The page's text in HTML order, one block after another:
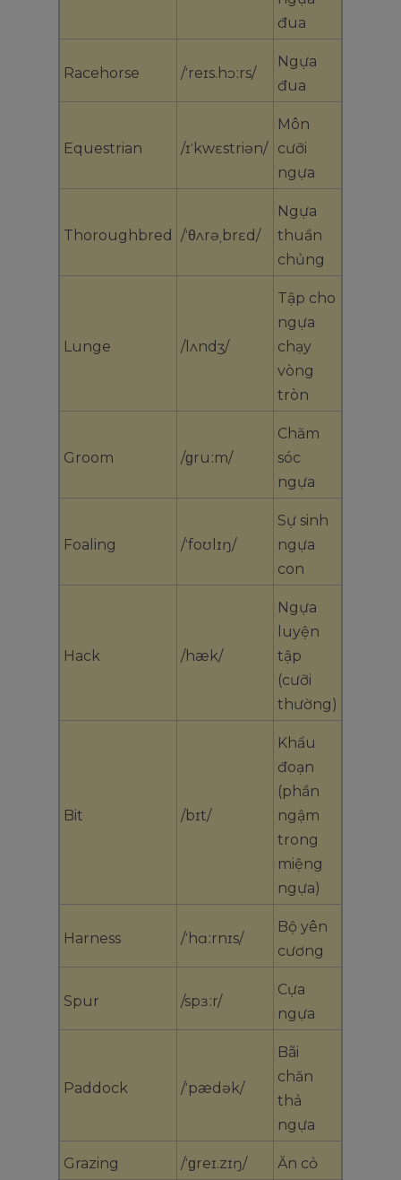
đua
Racehorse /ˈreɪs.hɔːrs/
Ngựa
đua
Equestrian /ɪˈkwɛstriən/
Môn
cưỡi
ngựa
Thoroughbred /ˈθʌrəˌbrɛd/
Ngựa
thuần
chủng
Lunge /lʌndʒ/
Tập cho
ngựa
chạy
vòng
tròn
Groom /ɡruːm/
Chăm
sóc
ngựa
Foaling /ˈfoʊlɪŋ/
Sự sinh
ngựa
con
Hack /hæk/
Ngựa
luyện
tập
(cưỡi
thường)
Bit /bɪt/
Khẩu
đoạn
(phần
ngậm
trong
miệng
ngựa)
Harness /ˈhɑːrnɪs/
Bộ yên
cương
Spur /spɜːr/
Cựa
ngựa
Paddock /ˈpædək/
Bãi
chăn
thả
ngựa
Grazing /ˈɡreɪ.zɪŋ/ Ăn cỏ